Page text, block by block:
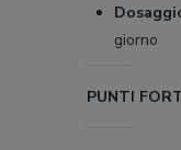
giorno
PUNTI